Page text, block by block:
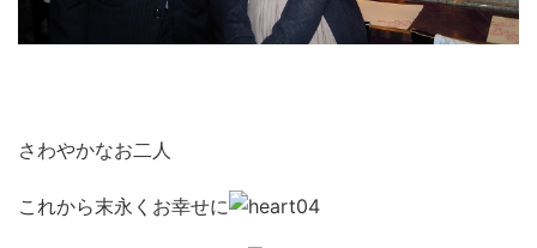
さわやかなお二人
これから末永くお幸せに